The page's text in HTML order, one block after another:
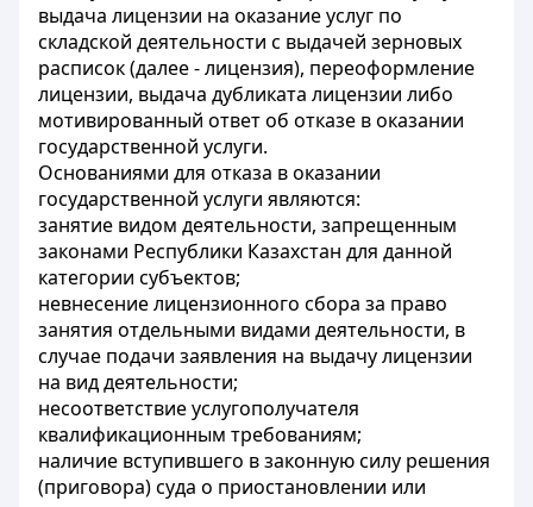
выдача лицензии на оказание услуг по
складской деятельности с выдачей зерновых
расписок (далее - лицензия), переоформление
лицензии, выдача дубликата лицензии либо
мотивированный ответ об отказе в оказании
государственной услуги.
Основаниями для отказа в оказании
государственной услуги являются:
занятие видом деятельности, запрещенным
законами Республики Казахстан для данной
категории субъектов;
невнесение лицензионного сбора за право
занятия отдельными видами деятельности, в
случае подачи заявления на выдачу лицензии
на вид деятельности;
несоответствие услугополучателя
квалификационным требованиям;
наличие вступившего в законную силу решения
(приговора) суда о приостановлении или